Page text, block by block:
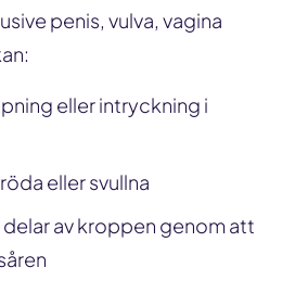
penis, vulva, vagina
eller intryckning i
eller svullna
av kroppen genom att